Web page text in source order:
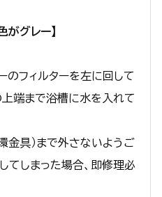
がグレー】
のフィルターを左に回して
上端まで浴槽に水を入れて
金具）まで外さないようご
てしまった場合、即修理必